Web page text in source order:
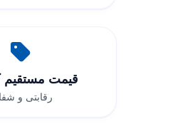
قیمت مستقیم
رقابتی و